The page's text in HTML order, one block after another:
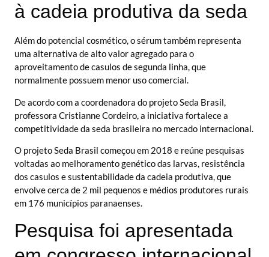
à cadeia produtiva da seda
Além do potencial cosmético, o sérum também representa
uma alternativa de alto valor agregado para o
aproveitamento de casulos de segunda linha, que
normalmente possuem menor uso comercial.
De acordo com a coordenadora do projeto Seda Brasil,
professora Cristianne Cordeiro, a iniciativa fortalece a
competitividade da seda brasileira no mercado internacional.
O projeto Seda Brasil começou em 2018 e reúne pesquisas
voltadas ao melhoramento genético das larvas, resistência
dos casulos e sustentabilidade da cadeia produtiva, que
envolve cerca de 2 mil pequenos e médios produtores rurais
em 176 municípios paranaenses.
Pesquisa foi apresentada